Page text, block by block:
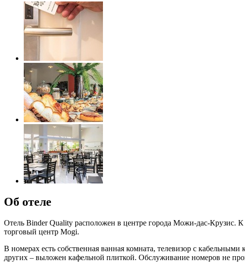
Об отеле
Отель Binder Quality расположен в центре города Можи-дас-Крузис.
торговый центр Mogi.
В номерах есть собственная ванная комната, телевизор с
других – выложен кафельной плиткой. Обслуживание номеров не